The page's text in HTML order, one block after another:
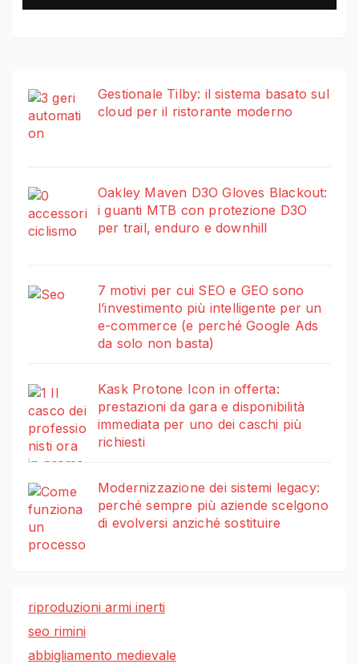
Gestionale Tilby: il sistema basato sul
cloud per il ristorante moderno
Oakley Maven D3O Gloves Blackout:
i guanti MTB con protezione D3O
per trail, enduro e downhill
7 motivi per cui SEO e GEO sono
l’investimento più intelligente per un
e-commerce (e perché Google Ads
da solo non basta)
Kask Protone Icon in offerta:
prestazioni da gara e disponibilità
immediata per uno dei caschi più
richiesti
Modernizzazione dei sistemi legacy:
perché sempre più aziende scelgono
di evolversi anziché sostituire
riproduzioni armi inerti
seo rimini
abbigliamento medievale